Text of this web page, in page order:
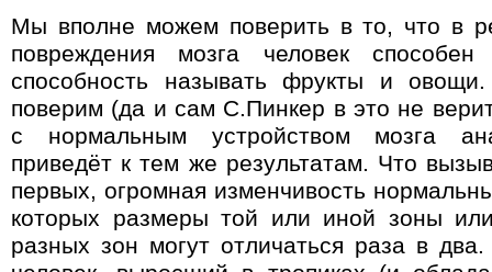
Мы вполне можем поверить в то, что в
повреждения мозга человек способен
способность называть фрукты и
поверим (да и сам С.Пинкер в это не
с нормальным устройством мозга
приведёт к тем же результатам. Что
первых, огромная изменчивость
которых размеры той или иной зоны
разных зон могут отличаться раза в